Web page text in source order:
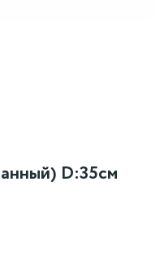
D:35см